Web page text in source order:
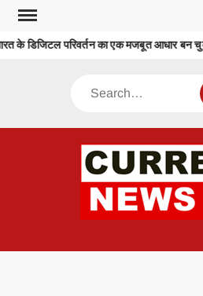
Skip
content
के डिजिटल परिवर्तन का एक मजबूत आधार बन
Search